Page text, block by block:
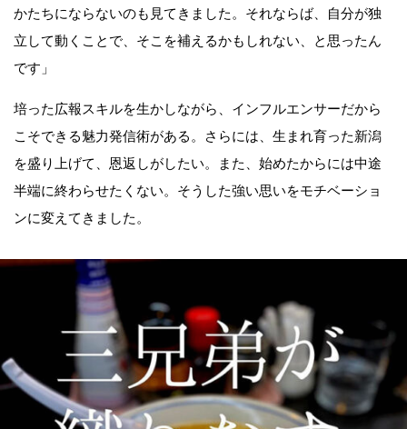
かたちにならないのも見てきました。それならば、自分が独
立して動くことで、そこを補えるかもしれない、と思ったん
です」
培った広報スキルを生かしながら、インフルエンサーだから
こそできる魅力発信術がある。さらには、生まれ育った新潟
を盛り上げて、恩返しがしたい。また、始めたからには中途
半端に終わらせたくない。そうした強い思いをモチベーショ
ンに変えてきました。